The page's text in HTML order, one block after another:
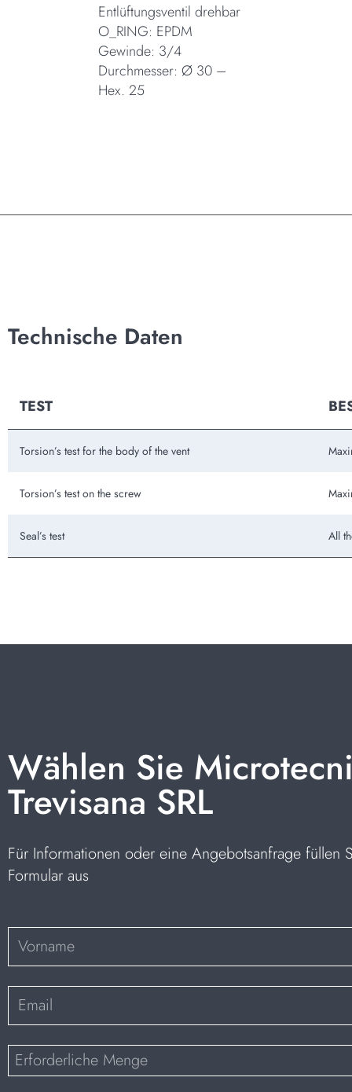
Entlüftungsventil drehbar
O_RING: EPDM
Gewinde: 3/4
Durchmesser: Ø 30 –
Hex. 25
Technische Daten
TEST
Torsion’s test for the body of the vent
Torsion’s test on the screw
Seal’s test All
Wählen Sie
Trevisana SRL
Für Informationen oder eine Angebotsanfrage füllen
Formular aus